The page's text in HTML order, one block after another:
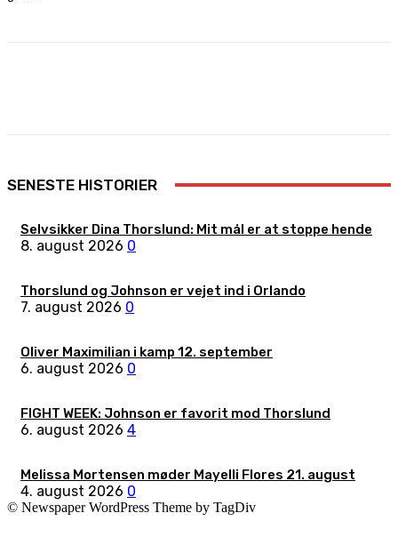
SENESTE HISTORIER
Selvsikker Dina Thorslund: Mit mål er at stoppe hende
8. august 2026 0
Thorslund og Johnson er vejet ind i Orlando
7. august 2026 0
Oliver Maximilian i kamp 12. september
6. august 2026 0
FIGHT WEEK: Johnson er favorit mod Thorslund
6. august 2026 4
Melissa Mortensen møder Mayelli Flores 21. august
4. august 2026 0
© Newspaper WordPress Theme by TagDiv